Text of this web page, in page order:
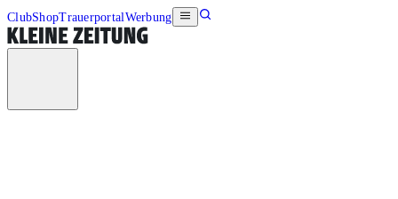
ClubShopTrauerportalWerbung